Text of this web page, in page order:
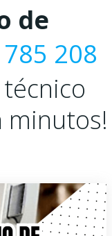
de
208
técnico
minutos!